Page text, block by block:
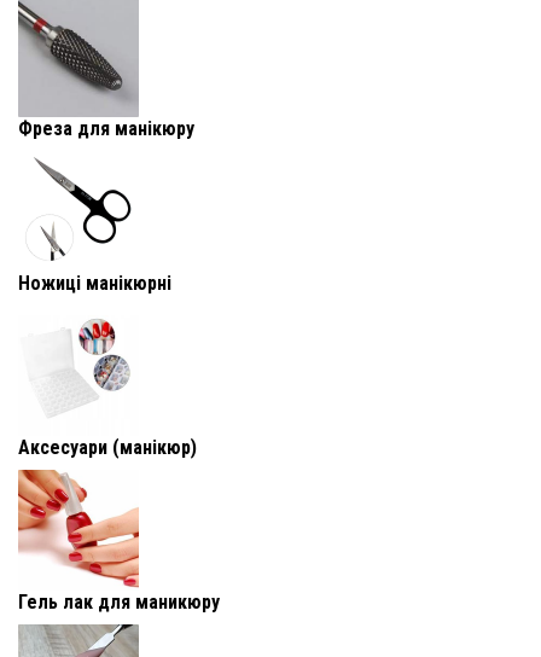
Фреза для манікюру
Ножиці манікюрні
Аксесуари (манікюр)
Гель лак для маникюру